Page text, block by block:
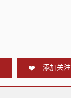
添加关注